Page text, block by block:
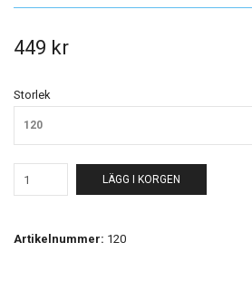
449 kr
Storlek
120
LÄGG I KORGEN
Artikelnummer: 120